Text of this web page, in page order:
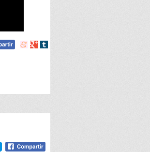
Compartir
Compartir
Compartir